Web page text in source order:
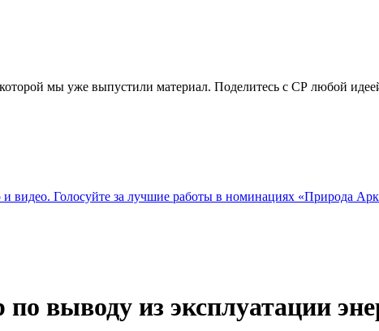
которой мы уже выпустили материал. Поделитесь с СР любой
и видео. Голосуйте за лучшие работы в номинациях «Природа
по выводу из эксплуатации